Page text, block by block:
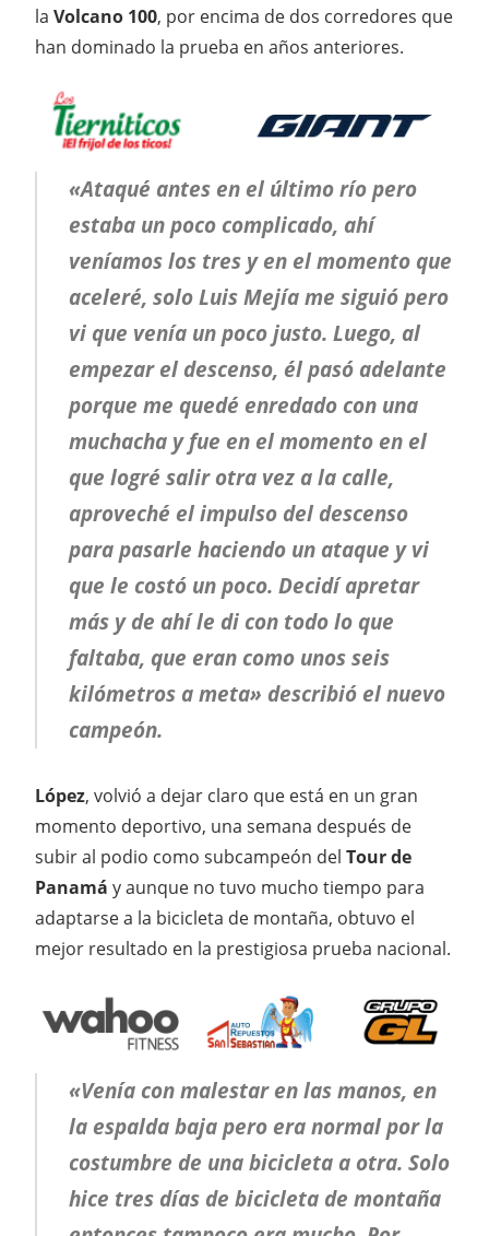
la Volcano 100, por encima de dos corredores que
han dominado la prueba en años anteriores.
«Ataqué antes en el último río pero
estaba un poco complicado, ahí
veníamos los tres y en el momento que
aceleré, solo Luis Mejía me siguió pero
vi que venía un poco justo. Luego, al
empezar el descenso, él pasó adelante
porque me quedé enredado con una
muchacha y fue en el momento en el
que logré salir otra vez a la calle,
aproveché el impulso del descenso
para pasarle haciendo un ataque y vi
que le costó un poco. Decidí apretar
más y de ahí le di con todo lo que
faltaba, que eran como unos seis
kilómetros a meta» describió el nuevo
campeón.
López, volvió a dejar claro que está en un gran
momento deportivo, una semana después de
subir al podio como subcampeón del Tour de
Panamá y aunque no tuvo mucho tiempo para
adaptarse a la bicicleta de montaña, obtuvo el
mejor resultado en la prestigiosa prueba nacional.
«Venía con malestar en las manos, en
la espalda baja pero era normal por la
costumbre de una bicicleta a otra. Solo
hice tres días de bicicleta de montaña